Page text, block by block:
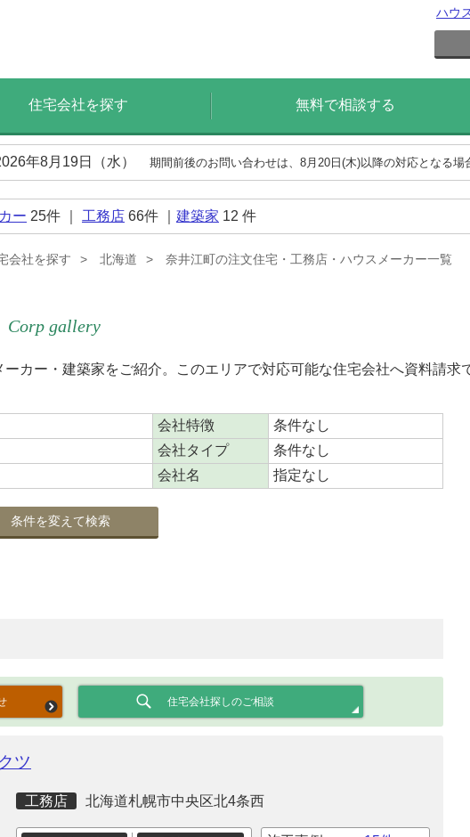
ハウ
住宅会社を探す 無料で相談する
年8月19日（水） 期間前後のお問い合わせは、8月20日(木)以降の対応となる場
ー 25件 ｜ 工務店 66件 ｜ 建築家 12 件
会社を探す 北海道 奈井江町の注文住宅・工務店・ハウスメーカー一覧
Corp gallery
カー・建築家をご紹介。このエリアで対応可能な住宅会社へ資料請求
会社特徴
条件なし
会社タイプ
条件なし
会社名 指定なし
条件を変えて検索
住宅会社探しのご相談
ツ
工務店 北海道札幌市中央区北4条西